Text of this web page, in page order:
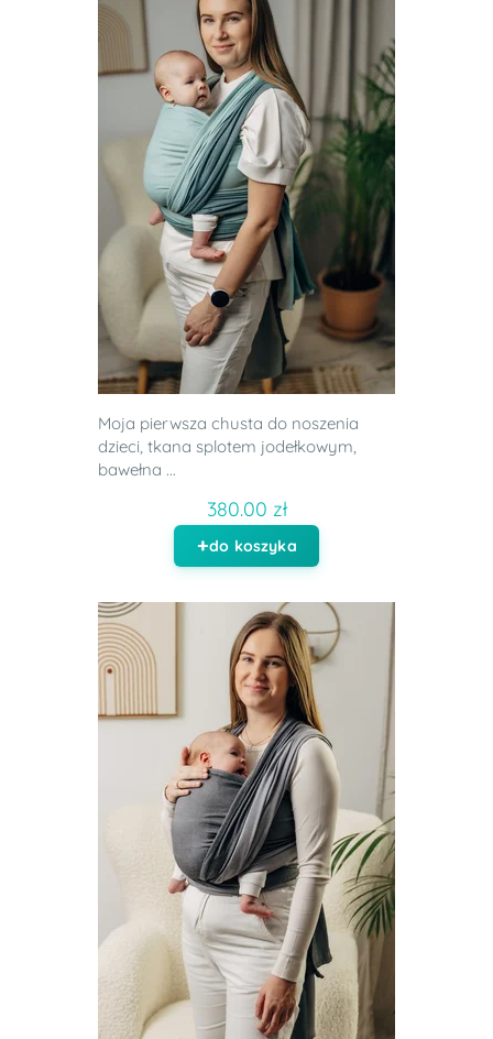
Moja pierwsza chusta do noszenia
dzieci, tkana splotem jodełkowym,
bawełna ...
380.00 zł
do koszyka